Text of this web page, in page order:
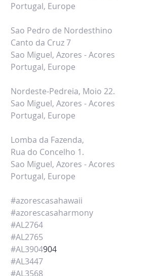
Portugal, Europe
Sao Pedro de Nordesthino
Canto da Cruz 7
Sao Miguel, Azores - Acores
Portugal, Europe
Nordeste-Pedreia, Moio 22.
Sao Miguel, Azores - Acores
Portugal, Europe
Lomba da Fazenda,
Rua do Concelho 1.
Sao Miguel, Azores - Acores
Portugal, Europe
#azorescasahawaii
#azorescasaharmony
#AL2764
#AL2765
#AL3904904
#AL3447
#AL3568